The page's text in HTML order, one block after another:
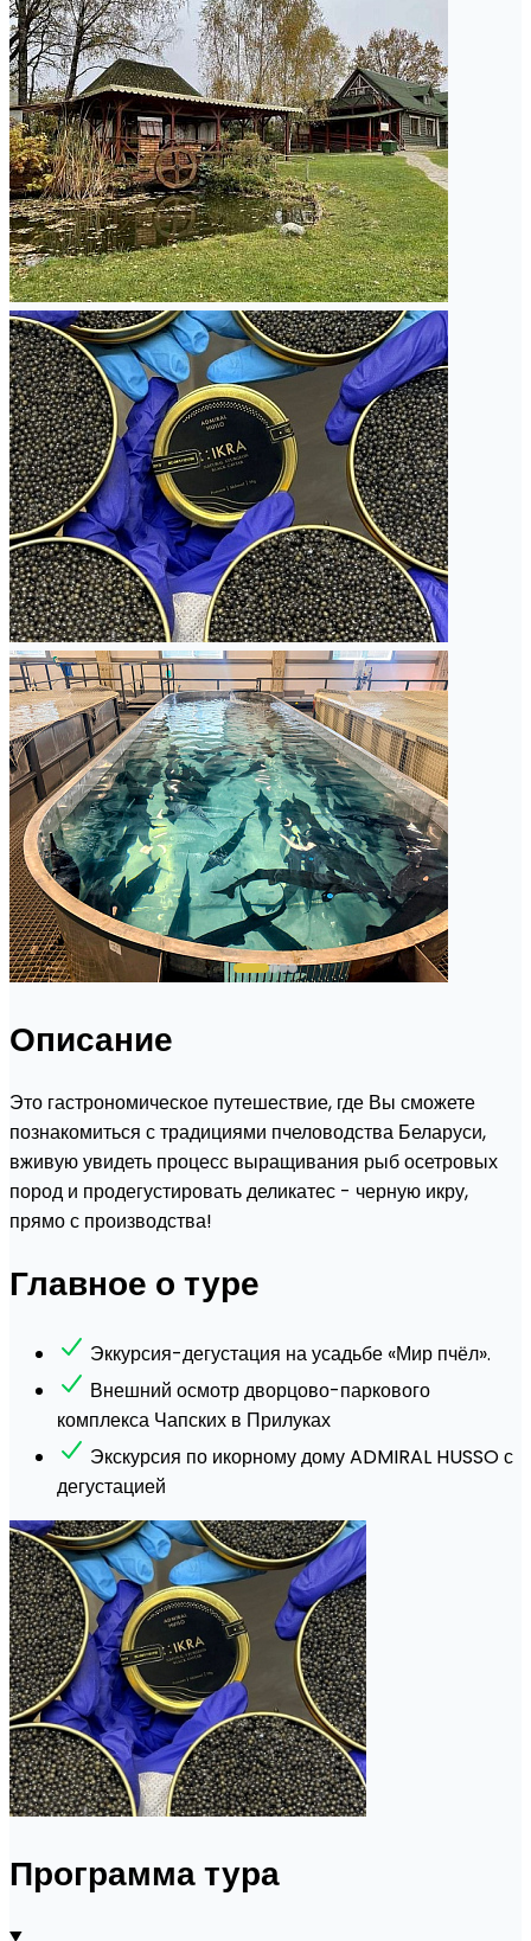
Описание
Это гастрономическое путешествие, где Вы сможете
познакомиться с традициями пчеловодства Беларуси,
вживую увидеть процесс выращивания рыб осетровых
пород и продегустировать деликатес - черную икру,
прямо с производства!
Главное о туре
Эккурсия-дегустация на усадьбе «Мир пчёл».
Внешний осмотр дворцово-паркового
комплекса Чапских в Прилуках
Экскурсия по икорному дому ADMIRAL HUSSO с
дегустацией
Программа тура